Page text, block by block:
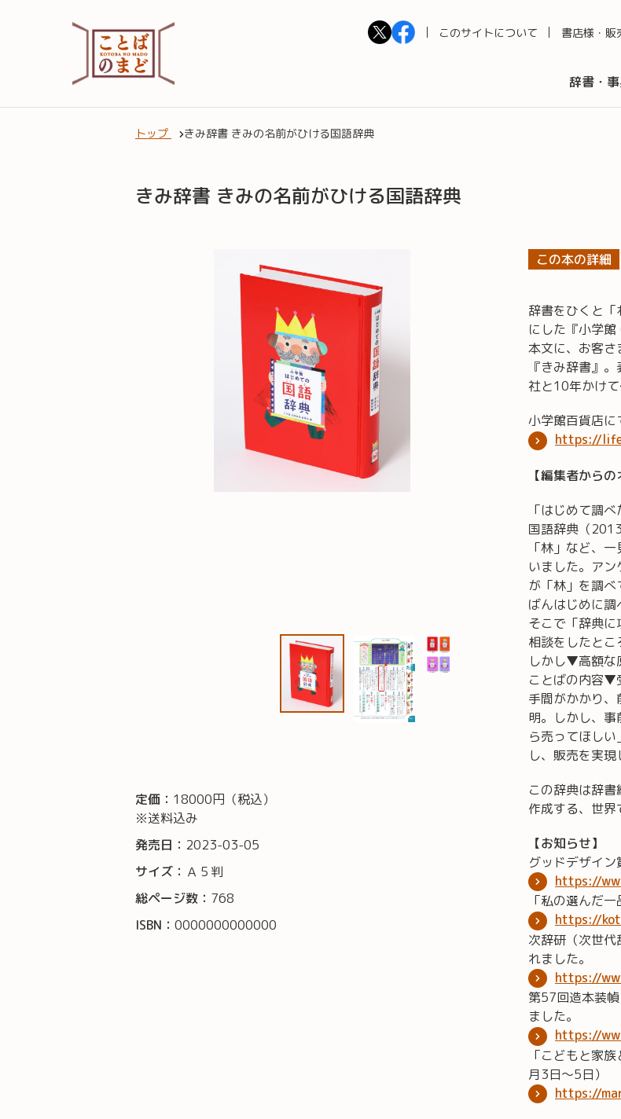
このサイトについて 書店様・販
辞書・
トップ きみ辞書 きみの名前がひける国語辞典
きみ辞書 きみの名前がひける国語辞典
定価： 18000円（税込）
※送料込み
発売日： 2023-03-05
サイズ： Ａ５判
総ページ数： 768
ISBN： 0000000000000
この本の詳細
辞書をひくと
にした『小学
本文に、お客さ
『きみ辞書』
社と10年かけて
小学館百貨店に
https://
【編集者からの
「はじめて調
国語辞典（
「林」など、
いました。アン
が「林」を調
ばんはじめに調
そこで「辞典
相談をしたとこ
しかし▼高額
ことばの内容▼
手間がかかり
明。しかし、
ら売ってほし
し、販売を実現
この辞典は辞
作成する、世界
【お知らせ】
グッドデザイン
https://
「私の選んだ
https://
次辞研（次世
れました。
https://
第57回造本装
ました。
https://
「こどもと家
月3日～5日）
https://